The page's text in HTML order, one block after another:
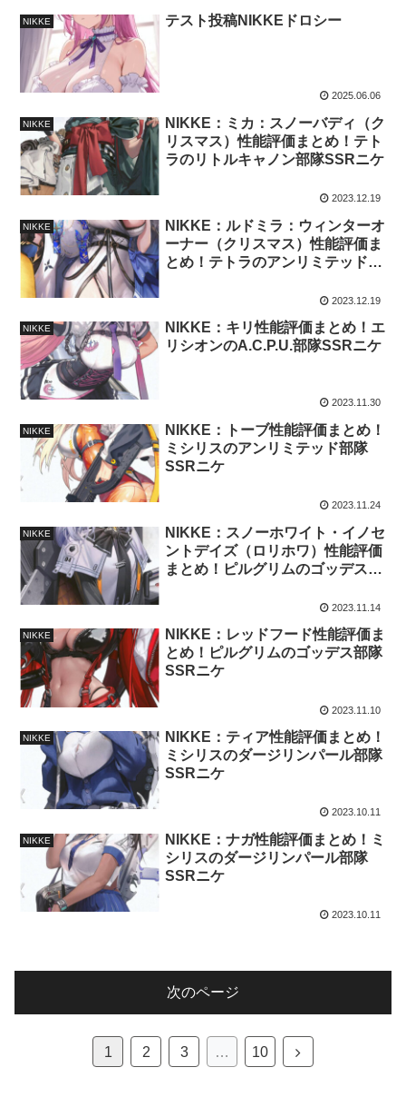
NIKKE テスト投稿NIKKEドロシー
2025.06.06
NIKKE
NIKKE：ミカ：スノーバディ（ク
リスマス）性能評価まとめ！テト
ラのリトルキャノン部隊SSRニケ
2023.12.19
NIKKE
NIKKE：ルドミラ：ウィンターオ
ーナー（クリスマス）性能評価ま
とめ！テトラのアンリミテッド部
2023.12.19
NIKKE
NIKKE：キリ性能評価まとめ！エ
リシオンのA.C.P.U.部隊SSRニケ
2023.11.30
NIKKE
NIKKE：トーブ性能評価まとめ！
ミシリスのアンリミテッド部隊
SSRニケ
2023.11.24
NIKKE
NIKKE：スノーホワイト・イノセ
ントデイズ（ロリホワ）性能評価
まとめ！ピルグリムのゴッデス部
2023.11.14
NIKKE
NIKKE：レッドフード性能評価ま
とめ！ピルグリムのゴッデス部隊
SSRニケ
2023.11.10
NIKKE
NIKKE：ティア性能評価まとめ！
ミシリスのダージリンパール部隊
SSRニケ
2023.10.11
NIKKE
NIKKE：ナガ性能評価まとめ！ミ
シリスのダージリンパール部隊
SSRニケ
2023.10.11
次のページ
1 2 3 … 10
次